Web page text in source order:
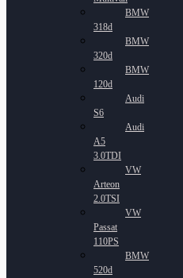
BMW
318d
BMW
320d
BMW
120d
Audi
S6
Audi
A5
3.0TDI
VW
Arteon
2.0TSI
VW
Passat
110PS
BMW
520d